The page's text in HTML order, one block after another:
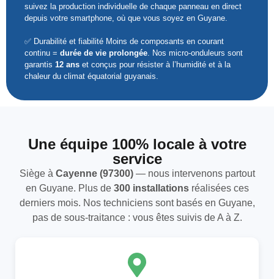
suivez la production individuelle de chaque panneau en direct
depuis votre smartphone, où que vous soyez en Guyane.
✅ Durabilité et fiabilité Moins de composants en courant
continu = durée de vie prolongée. Nos micro-onduleurs sont
garantis 12 ans et conçus pour résister à l’humidité et à la
chaleur du climat équatorial guyanais.
Une équipe 100% locale à votre
service
Siège à Cayenne (97300)— nous intervenons partout
en Guyane. Plus de 300 installationsréalisées ces
derniers mois. Nos techniciens sont basés en Guyane,
pas de sous-traitance : vous êtes suivis de A à Z.